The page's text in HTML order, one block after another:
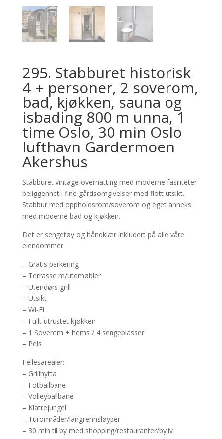
295. Stabburet historisk
4 + personer, 2 soverom,
bad, kjøkken, sauna og
isbading 800 m unna, 1
time Oslo, 30 min Oslo
lufthavn Gardermoen
Akershus
Stabburet vintage overnatting med moderne fasiliteter
beliggenhet i fine gårdsomgivelser med flott utsikt.
Stabbur med oppholdsrom/soverom og eget anneks
med moderne bad og kjøkken.
Det er sengetøy og håndklær inkludert på alle våre
eiendommer.
– Gratis parkering
– Terrasse m/utemøbler
– Utendørs grill
– Utsikt
– Wi-Fi
– Fullt utrustet kjøkken
– 1 Soverom + hems / 4 sengeplasser
– Peis
Fellesarealer:
– Grillhytta
– Fotballbane
– Volleyballbane
– Klatrejungel
– Turområder/langrennsløyper
– 30 min til by med shopping/restauranter/byliv